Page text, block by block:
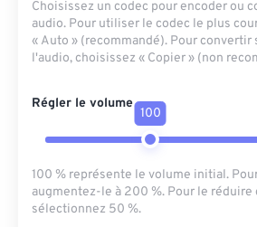
Choisissez un codec pour encoder ou
audio. Pour utiliser le codec le plus
« Auto » (recommandé). Pour convertir
l'audio, choisissez « Copier » (non
Régler le volume
100
100 % représente le volume initial.
augmentez-le à 200 %. Pour le réduire
sélectionnez 50 %.